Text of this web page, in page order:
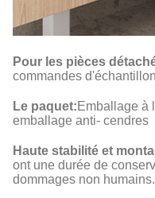
Pour les pièces
commandes
Le paquet:Emballage à
emballage anti- cendres
Haute stabilité et
ont une durée de
dommages non humains.